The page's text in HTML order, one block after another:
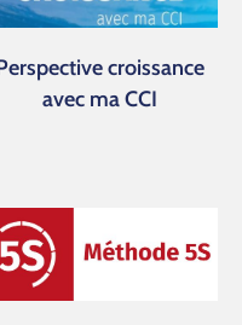
croissance
avec ma CCI